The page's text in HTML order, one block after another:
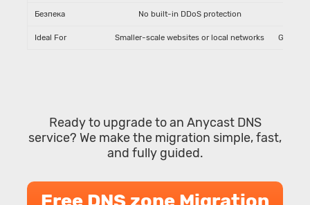
Безпека No built-in DDoS protection
Ideal For Smaller-scale websites or local networks Global
Ready to upgrade to an Anycast DNS
service? We make the migration simple, fast,
and fully guided.